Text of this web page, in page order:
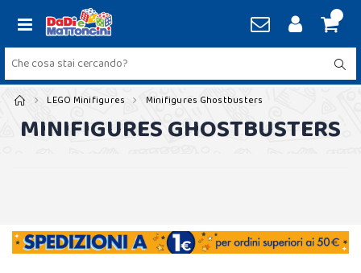
LEGO Minifigures Minifigures Ghostbusters
MINIFIGURES GHOSTBUSTERS